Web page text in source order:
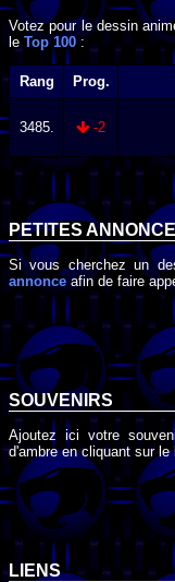
Votez pour le dessin
le Top 100:
Rang Prog.
3485. -2
PETITES
Si vous cherchez un
annonceafin de faire
SOUVENIRS
Ajoutez ici votre
d'ambre en cliquant sur
LIENS